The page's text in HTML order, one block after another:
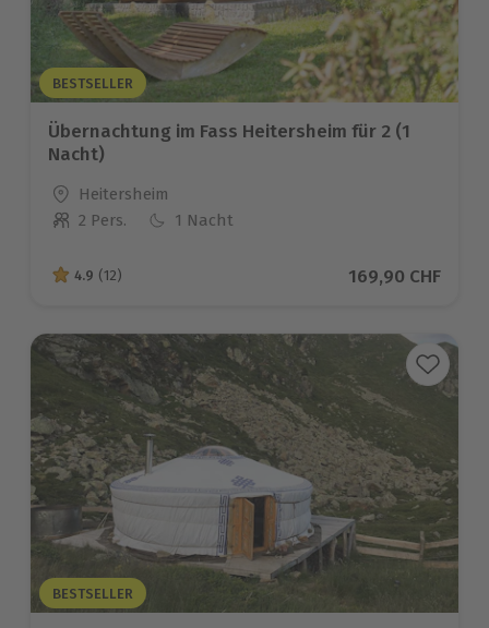
BESTSELLER
Übernachtung im Fass Heitersheim für 2 (1
Nacht)
Standort
Heitersheim
Anzahl der Teilnehmer
2 Pers. 1 Nacht
4.9 von 5 Sternen basierend auf 12 Bewertungen
4.9 (12) Aktueller Preis
169,90 CHF
BESTSELLER